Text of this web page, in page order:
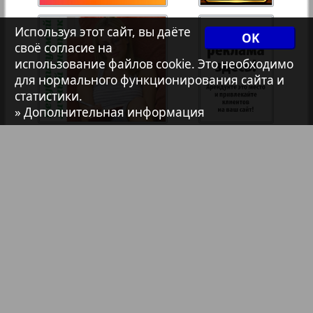
209
208
7плюс7я
Авангард
АйБолит
OK
Используя этот сайт, вы даёте
своё согласие на
использование файлов cookie. Это необходимо
для нормального функционирования сайта и
статистики.
» Дополнительная информация